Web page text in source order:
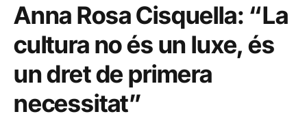
Anna Rosa Cisquella: “La
cultura no és un luxe, és
un dret de primera
necessitat”